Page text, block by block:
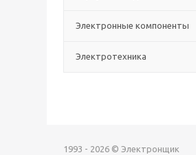
Электронные компоненты
Электротехника
1993 - 2026 © Электронщик